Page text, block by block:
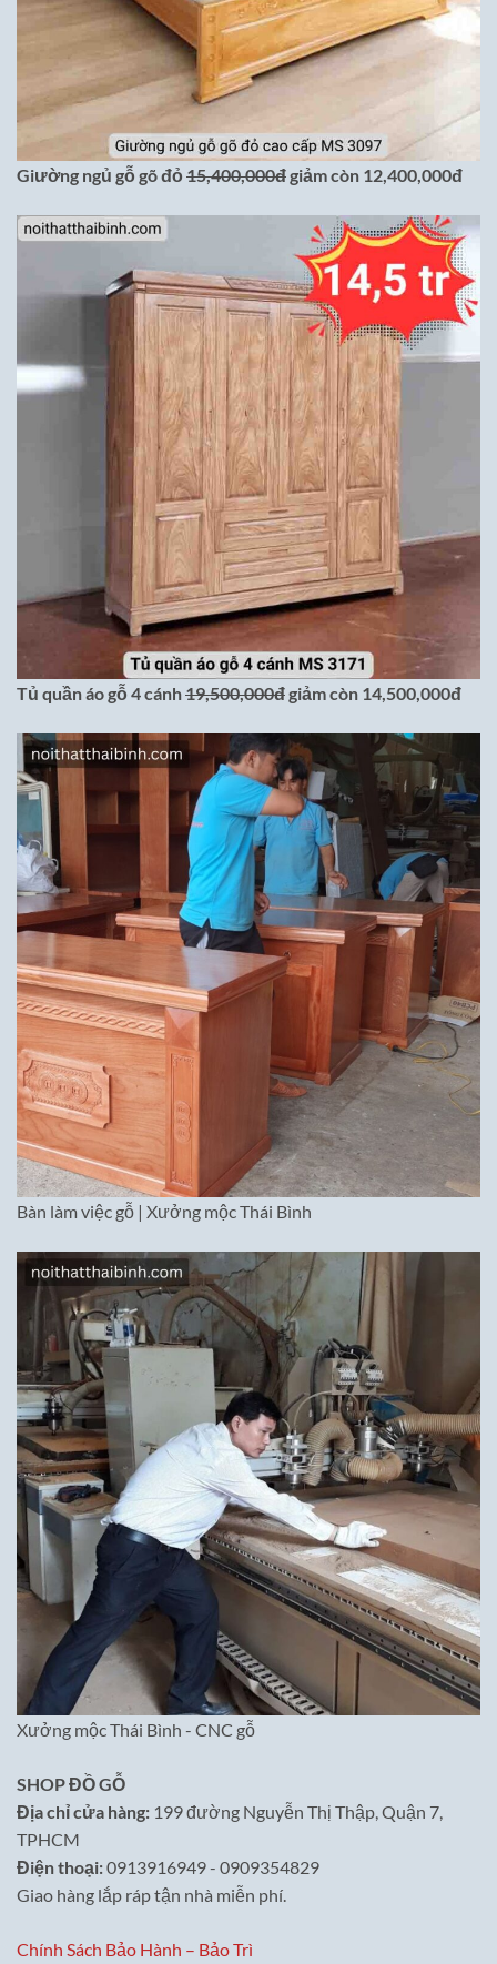
Giường ngủ gỗ gõ đỏ 15,400,000đgiảm còn 12,400,000đ
Tủ quần áo gỗ 4 cánh19,500,000đgiảm còn 14,500,000đ
Bàn làm việc gỗ | Xưởng mộc Thái Bình
Xưởng mộc Thái Bình - CNC gỗ
SHOP ĐỒ GỖ
Địa chỉ cửa hàng: 199 đường Nguyễn Thị Thập, Quận 7,
TPHCM
Điện thoại:0913916949 - 0909354829
Giao hàng lắp ráp tận nhà miễn phí.
Chính Sách Bảo Hành – Bảo Trì